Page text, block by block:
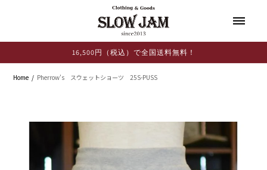
16,500円（税込）で全国送料無料！
Home Pherrow's スウェットショーツ 25S-PUSS